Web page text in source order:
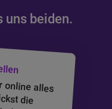
uns beiden.
online alles
die
zu mir